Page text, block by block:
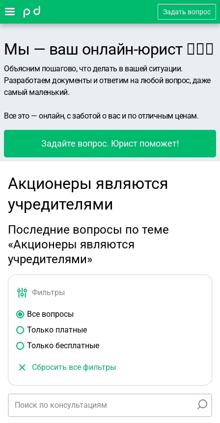
Задать вопрос
Мы — ваш онлайн-юрист 👨🏻‍⚖️
Объясним пошагово, что делать в вашей ситуации.
Разработаем документы и ответим на любой вопрос, даже
самый маленький.
Все это — онлайн, с заботой о вас и по отличным ценам.
Задайте вопрос. Юрист поможет!
Акционеры являются
учредителями
Последние вопросы по теме
«Акционеры являются
учредителями»
Фильтры
Все вопросы
Только платные
Только бесплатные
Сбросить все фильтры